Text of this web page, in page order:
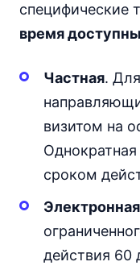
специфические
время
Частная.
визитом на
сроком
Электронная
действия 60